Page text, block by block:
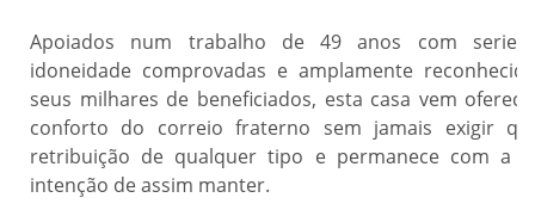
Apoiados num trabalho de 49 anos com
idoneidade comprovadas e amplamente
seus milhares de beneficiados, esta casa vem
conforto do correio fraterno sem jamais exigir
retribuição de qualquer tipo e permanece com a
intenção de assim manter.